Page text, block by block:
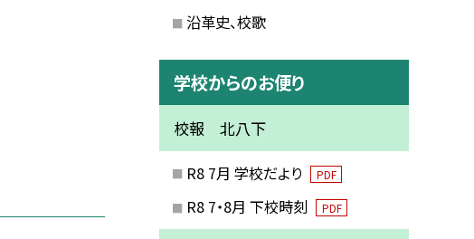
沿革史、校歌
学校からのお便り
校報 北八下
R8 7月 学校だより PDF
R8 7・8月 下校時刻 PDF